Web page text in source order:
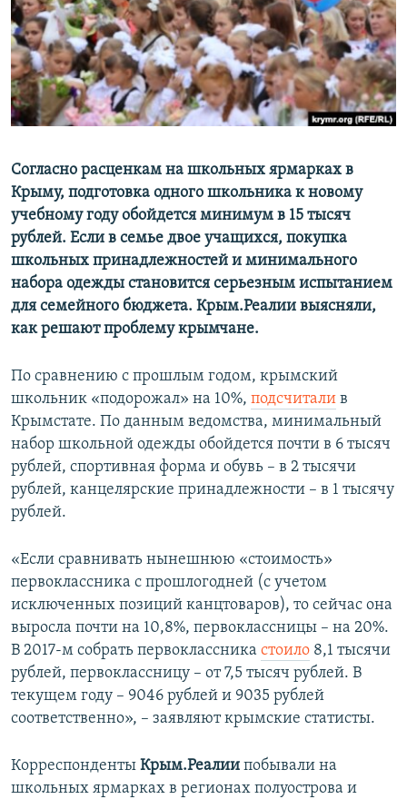
ПОБЕДИТЕЛЕЙ НЕ СУДЯТ?
КРЫМ.НЕПОКОРЕННЫЙ
ELIFBE
УКРАИНСКАЯ ПРОБЛЕМА КРЫМА
ПРИСОЕДИНЯЙТЕСЬ!
Согласно расценкам на школьных ярмарках в
Крыму, подготовка одного школьника к новому
учебному году обойдется минимум в 15 тысяч
рублей. Если в семье двое учащихся, покупка
школьных принадлежностей и минимального
набора одежды становится серьезным испытанием
для семейного бюджета. Крым.Реалии выясняли,
как решают проблему крымчане.
По сравнению с прошлым годом, крымский
школьник «подорожал» на 10%, подсчитали в
Крымстате. По данным ведомства, минимальный
набор школьной одежды обойдется почти в 6 тысяч
рублей, спортивная форма и обувь – в 2 тысячи
рублей, канцелярские принадлежности – в 1 тысячу
рублей.
«Если сравнивать нынешнюю «стоимость»
первоклассника с прошлогодней (с учетом
исключенных позиций канцтоваров), то сейчас она
выросла почти на 10,8%, первоклассницы – на 20%.
В 2017-м собрать первоклассника стоило 8,1 тысячи
рублей, первоклассницу – от 7,5 тысяч рублей. В
текущем году – 9046 рублей и 9035 рублей
соответственно», – заявляют крымские статисты.
Корреспонденты Крым.Реалии побывали на
школьных ярмарках в регионах полуострова и